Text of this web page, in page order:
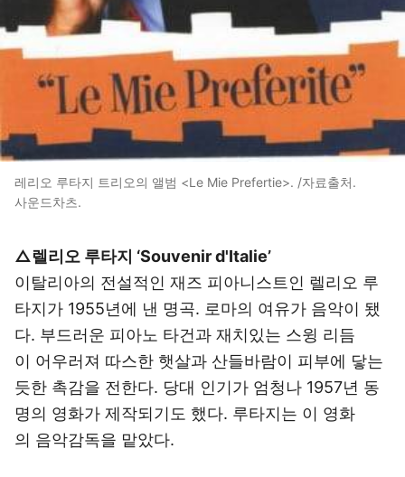
레리오 루타지 트리오의 앨범 <Le Mie Prefertie>. /자료출처.
사운드차츠.
△렐리오 루타지 ‘Souvenir d'Italie’
이탈리아의 전설적인 재즈 피아니스트인 렐리오 루
타지가 1955년에 낸 명곡. 로마의 여유가 음악이 됐
다. 부드러운 피아노 타건과 재치있는 스윙 리듬
이 어우러져 따스한 햇살과 산들바람이 피부에 닿는
듯한 촉감을 전한다. 당대 인기가 엄청나 1957년 동
명의 영화가 제작되기도 했다. 루타지는 이 영화
의 음악감독을 맡았다.